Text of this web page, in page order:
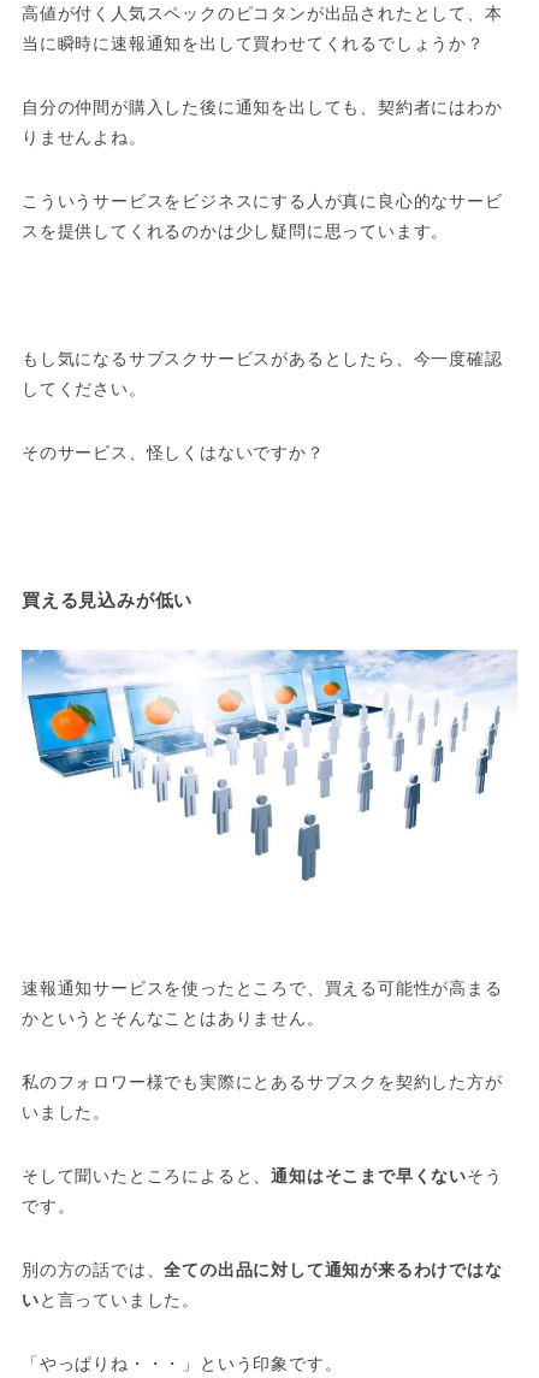
高値が付く人気スペックのピコタンが出品されたとして、本
当に瞬時に速報通知を出して買わせてくれるでしょうか？
自分の仲間が購入した後に通知を出しても、契約者にはわか
りませんよね。
こういうサービスをビジネスにする人が真に良心的なサービ
スを提供してくれるのかは少し疑問に思っています。
もし気になるサブスクサービスがあるとしたら、今一度確認
してください。
そのサービス、怪しくはないですか？
買える見込みが低い
速報通知サービスを使ったところで、買える可能性が高まる
かというとそんなことはありません。
私のフォロワー様でも実際にとあるサブスクを契約した方が
いました。
そして聞いたところによると、通知はそこまで早くないそう
です。
別の方の話では、全ての出品に対して通知が来るわけではな
いと言っていました。
「やっぱりね・・・」という印象です。